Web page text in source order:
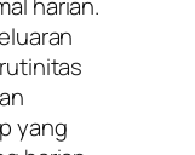
harian.
yang